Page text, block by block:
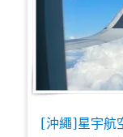
[沖繩]星宇航